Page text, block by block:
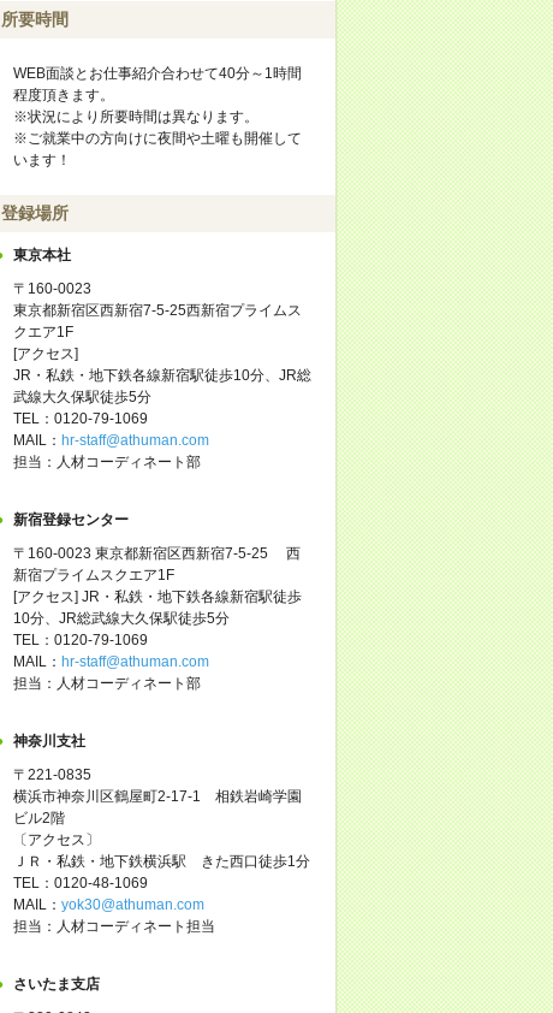
所要時間
WEB面談とお仕事紹介合わせて40分～1時間
程度頂きます。
※状況により所要時間は異なります。
※ご就業中の方向けに夜間や土曜も開催して
います！
登録場所
東京本社
〒160-0023
東京都新宿区西新宿7-5-25西新宿プライムス
クエア1F
[アクセス]
JR・私鉄・地下鉄各線新宿駅徒歩10分、JR総
武線大久保駅徒歩5分
TEL：0120-79-1069
MAIL： hr-staff@athuman.com
担当：人材コーディネート部
新宿登録センター
〒160-0023 東京都新宿区西新宿7-5-25 西
新宿プライムスクエア1F
[アクセス] JR・私鉄・地下鉄各線新宿駅徒歩
10分、JR総武線大久保駅徒歩5分
TEL：0120-79-1069
MAIL： hr-staff@athuman.com
担当：人材コーディネート部
神奈川支社
〒221-0835
横浜市神奈川区鶴屋町2-17-1 相鉄岩崎学園
ビル2階
〔アクセス〕
ＪＲ・私鉄・地下鉄横浜駅 きた西口徒歩1分
TEL：0120-48-1069
MAIL： yok30@athuman.com
担当：人材コーディネート担当
さいたま支店